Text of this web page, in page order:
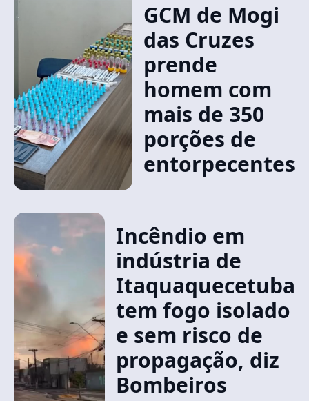
GCM de Mogi
das Cruzes
prende
homem com
mais de 350
porções de
entorpecentes
Incêndio em
indústria de
Itaquaquecetuba
tem fogo isolado
e sem risco de
propagação, diz
Bombeiros